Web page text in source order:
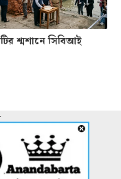
শ্মশানে সিবিআই